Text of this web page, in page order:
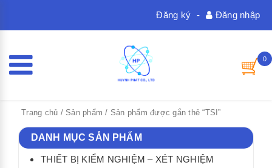
Đăng nhập
-
Đăng ký
0
Trang chủ / Sản phẩm / Sản phẩm được gắn thẻ “TSI”
DANH MỤC SẢN PHẨM
THIẾT BỊ KIỂM NGHIỆM – XÉT NGHIỆM